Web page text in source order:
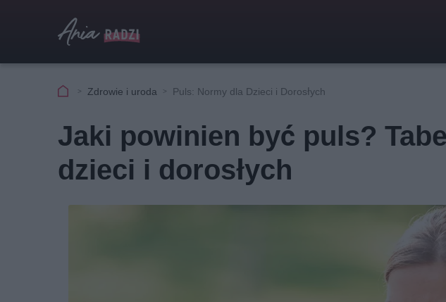
Zdrowie i uroda Puls: Normy dla Dzieci i Dorosłych
Jaki powinien być puls?
dzieci i dorosłych